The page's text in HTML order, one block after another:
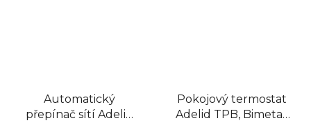
Automatický
přepínač sítí Adelid
Pokojový termostat
Adelid TPB, Bimetal,